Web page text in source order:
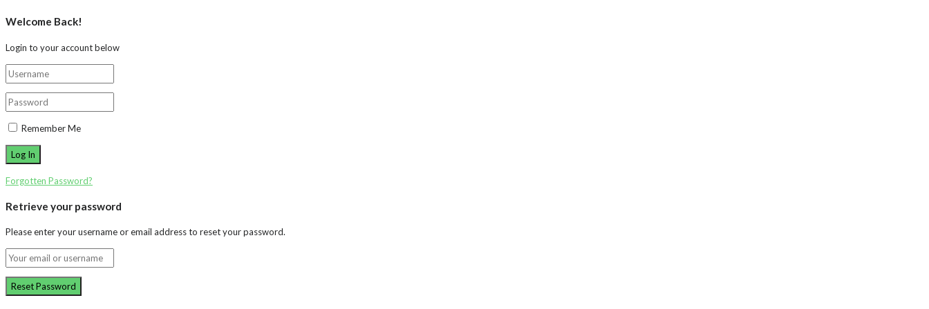
Welcome Back!
Login to your account below
Remember Me
Forgotten Password?
Retrieve your password
Please enter your username or email address to reset your password.